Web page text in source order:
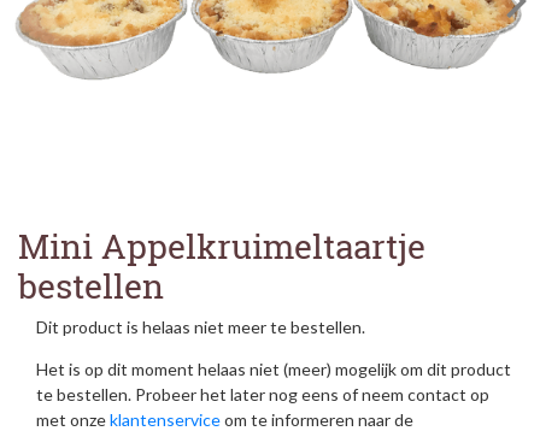
Mini Appelkruimeltaartje
bestellen
Dit product is helaas niet meer te bestellen.
Het is op dit moment helaas niet (meer) mogelijk om dit product
te bestellen. Probeer het later nog eens of neem contact op
met onzeklantenserviceom te informeren naar de